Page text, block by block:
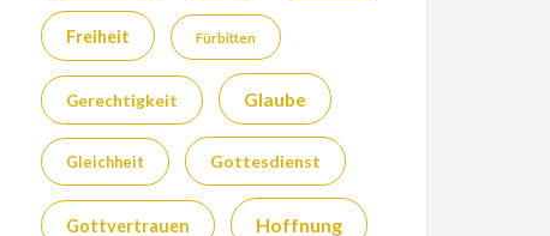
Freiheit Fürbitten
Gerechtigkeit Glaube
Gleichheit Gottesdienst
Gottvertrauen Hoffnung